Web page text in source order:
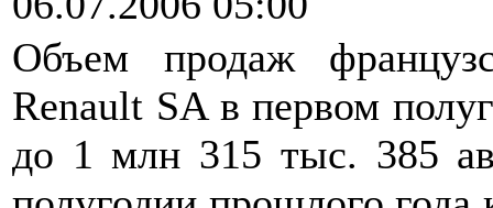
Объем продаж
Renault SA в первом
до 1 млн 315 тыс. 385